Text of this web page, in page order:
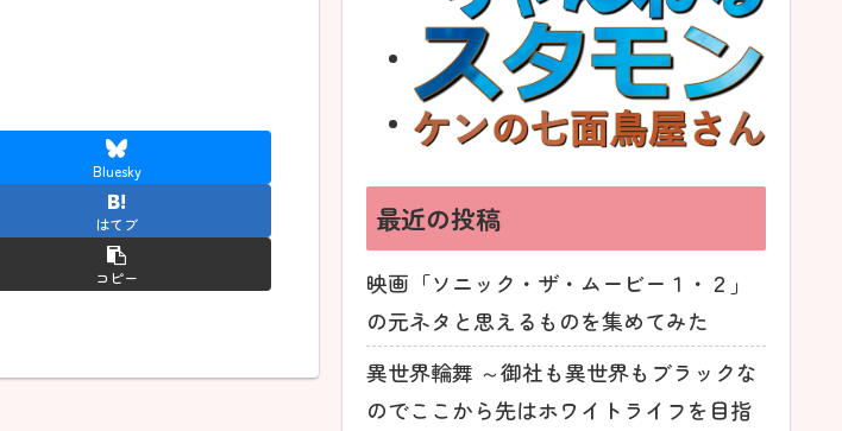
Bluesky
はてブ
コピー
最近の投稿
映画「ソニック・ザ・ムービー１・２」
の元ネタと思えるものを集めてみた
異世界輪舞 ～御社も異世界もブラックな
のでここから先はホワイトライフを目指